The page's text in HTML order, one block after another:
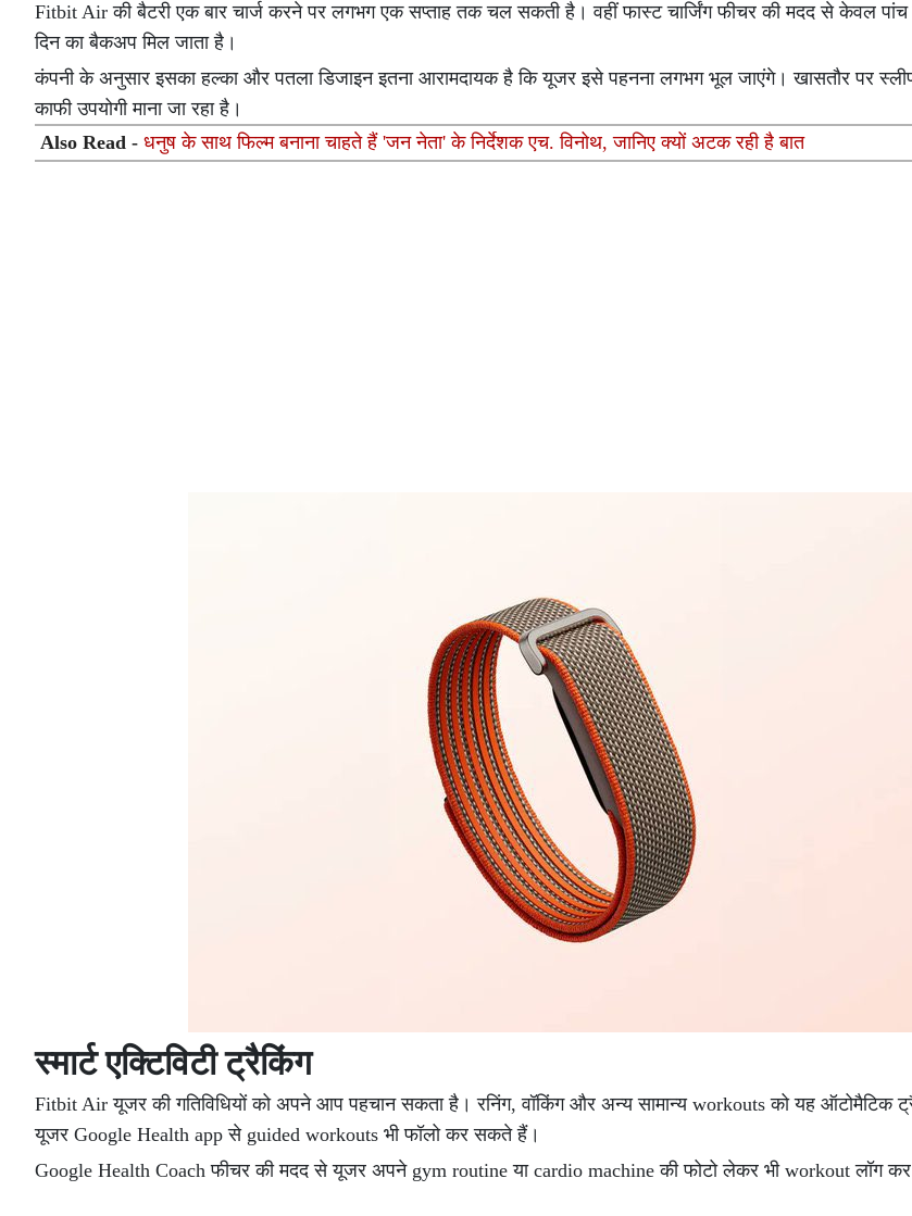
Fitbit Air की बैटरी एक बार चार्ज करने पर लगभग एक सप्ताह तक चल सकती है। वहीं फास्ट चार्जिंग फीचर की मदद से केवल पांच
दिन का बैकअप मिल जाता है।
कंपनी के अनुसार इसका हल्का और पतला डिजाइन इतना आरामदायक है कि यूजर इसे पहनना लगभग भूल जाएंगे। खासतौर पर
काफी उपयोगी माना जा रहा है।
Also Read - धनुष के साथ फिल्म बनाना चाहते हैं 'जन नेता' के निर्देशक एच. विनोथ, जानिए क्यों अटक रही है बात
स्मार्ट एक्टिविटी ट्रैकिंग
Fitbit Air यूजर की गतिविधियों को अपने आप पहचान सकता है। रनिंग, वॉकिंग और अन्य सामान्य workouts को यह ऑटोमैटिक
यूजर Google Health app से guided workouts भी फॉलो कर सकते हैं।
Google Health Coach फीचर की मदद से यूजर अपने gym routine या cardio machine की फोटो लेकर भी workout लॉग